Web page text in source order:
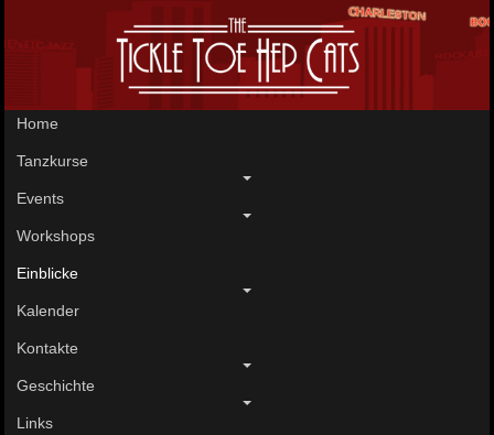
Home
Tanzkurse
Events
Workshops
Einblicke
Kalender
Kontakte
Geschichte
Links